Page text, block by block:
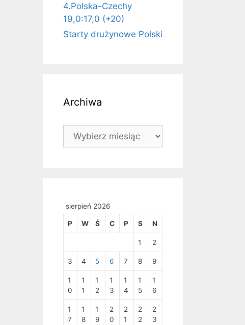
4.Polska-Czechy
19,0:17,0 (+20)
Starty drużynowe Polski
Archiwa
Archiwa
sierpień 2026
P W Ś C P S N
1 2
3 4 5 6 7 8 9
1
0
1
1
1
2
1
3
1
4
1
5
1
6
1
7
1
8
1
9
2
0
2
1
2
2
2
3